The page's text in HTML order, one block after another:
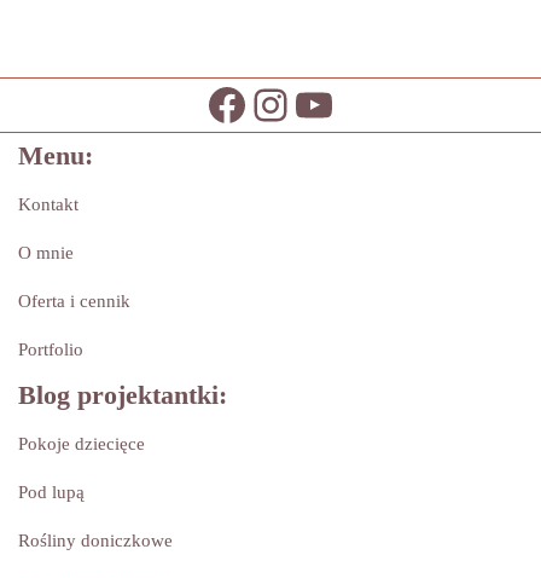
Menu:
Kontakt
O mnie
Oferta i cennik
Portfolio
Blog projektantki:
Pokoje dziecięce
Pod lupą
Rośliny doniczkowe